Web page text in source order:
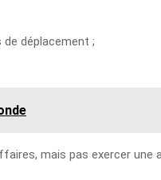
déplacement ;
mais pas exercer